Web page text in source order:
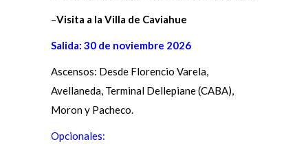
–Visita a la Villa de Caviahue
Salida: 30 de noviembre 2026
Ascensos: Desde Florencio Varela,
Avellaneda, Terminal Dellepiane (CABA),
Moron y Pacheco.
Opcionales: